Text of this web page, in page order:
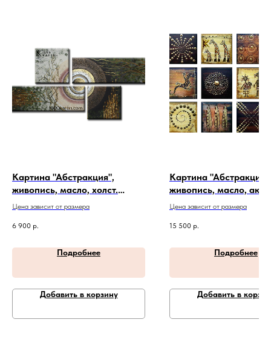
Картина "Абстракция",
живопись, масло, холст.
Артикул 20-4-423
Цена зависит от размера
6 900 р.
Подробнее
Добавить в корзину
Картина "Абстракция",
живопись, масло,
холст. Артикул 20-5-
Цена зависит от размера
15 500 р.
Подробнее
Добавить в